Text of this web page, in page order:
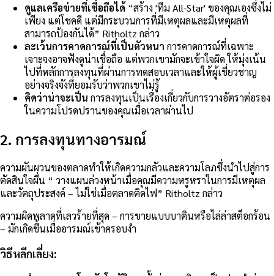
ดูแลเครือข่ายที่เชื่อถือได้ “สร้าง 'ทีม All-Star' ของคุณเองซึ่งไม่
เพียง แต่โชคดี แต่มีกระบวนการที่มีเหตุผลและมีเหตุผลที่
สามารถป้องกันได้” Ritholtz กล่าว
ละเว้นการคาดการณ์ที่เป็นตัวหนา การคาดการณ์ที่เฉพาะ
เจาะจงอาจฟังดูน่าเชื่อถือ แต่พวกเขามักจะเข้าใจผิด ให้มุ่งเน้น
ไปที่หลักการลงทุนที่ผ่านการทดสอบเวลาและให้ผู้เชี่ยวชาญ
อย่างจริงจังที่ยอมรับว่าพวกเขาไม่รู้
คิดว่าน่าจะเป็น การลงทุนเป็นเรื่องเกี่ยวกับการวางอัตราต่อรอง
ในความโปรดปรานของคุณเมื่อเวลาผ่านไป
2. การลงทุนทางอารมณ์
ความผันผวนของตลาดทำให้เกิดความกลัวและความโลภซึ่งนำไปสู่การ
ตัดสินใจผื่น “ วางแผนล่วงหน้าเมื่อคุณมีความหรูหราในการมีเหตุผล
และวัตถุประสงค์ – ไม่ใช่เมื่อตลาดติดไฟ” Ritholtz กล่าว
ความผิดพลาดที่เลวร้ายที่สุด – การขายแบบบาตินหรือไล่ล่าสต็อกร้อน
– มักเกิดขึ้นเมื่ออารมณ์เข้าครอบงำ
วิธีหลีกเลี่ยง: